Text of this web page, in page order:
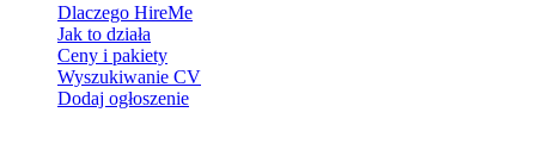
Dlaczego HireMe
Jak to działa
Ceny i pakiety
Wyszukiwanie CV
Dodaj ogłoszenie